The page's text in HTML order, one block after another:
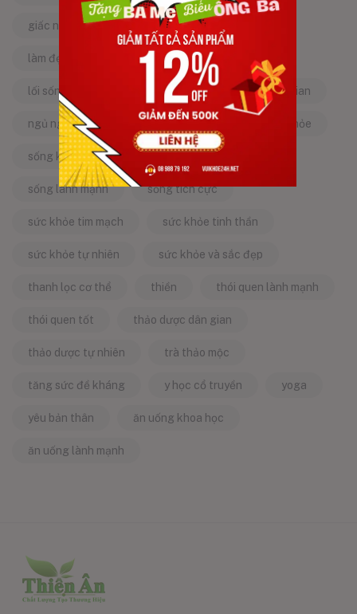
giấc ngủ ngon kinh nghiệm dân gian
làm đẹp từ bên trong làm đẹp tự nhiên
lối sống lành mạnh mật ong mẹo dân gian
ngủ ngon năng lượng tích cực sống khỏe
sống khỏe mỗi ngày sống khỏe đẹp
sống lành mạnh sống tích cực
sức khỏe tim mạch sức khỏe tinh thần
sức khỏe tự nhiên sức khỏe và sắc đẹp
thanh lọc cơ thể thiền thói quen lành mạnh
thói quen tốt thảo dược dân gian
thảo dược tự nhiên trà thảo mộc
tăng sức đề kháng y học cổ truyền yoga
yêu bản thân ăn uống khoa học
ăn uống lành mạnh